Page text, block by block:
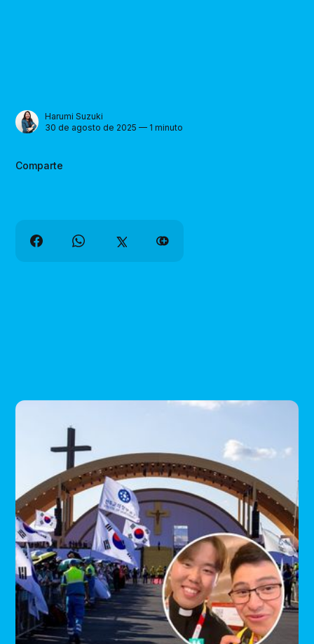
Harumi Suzuki
30 de agosto de 2025 — 1 minuto
Comparte